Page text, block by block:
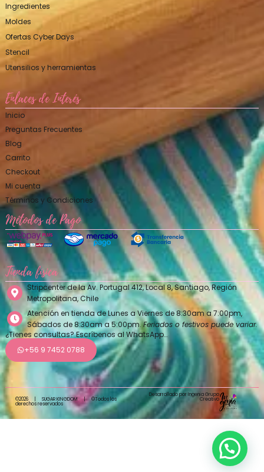
Ingredientes
Moldes
Ofertas Cyber Days
Stencil
Utensilios y herramientas
Enlaces de Interés
Inicio
Preguntas Frecuentes
Blog
Carrito
Checkout
Mi cuenta
Términos y Condiciones
Métodos de Pago
Tienda física
Stripcenter de la Av. Portugal 412, Local 8, Santiago, Región
Metropolitana, Chile
Atención en tienda de Lunes a Viernes de 8:30am a 7:00pm,
Sábados de 8:30am a 5:00pm.Feriados o festivos puede variar.
¿Tienes consultas? Escríbenos al WhatsApp…
+56 9 7452 0788
©2026 SUGAR KINGDOM | ©Todos los
derechos reservados
Desarrollado por Ingenia Grupo
Creativo